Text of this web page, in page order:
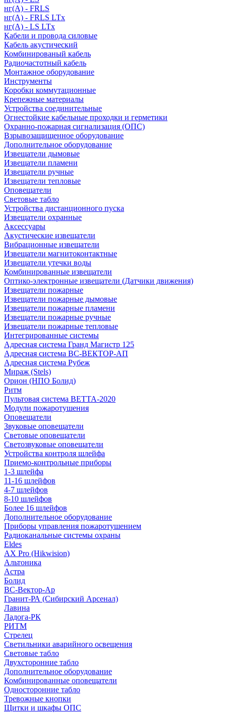
нг(А) - FRLS
нг(А) - FRLS LTx
нг(А) - LS LTx
Кабели и провода силовые
Кабель акустический
Комбинированый кабель
Радиочастотный кабель
Монтажное оборудование
Инструменты
Коробки коммутационные
Крепежные материалы
Устройства соединительные
Огнестойкие кабельные проходки и герметики
Охранно-пожарная сигнализация (ОПС)
Взрывозащищенное оборудование
Дополнительное оборудование
Извещатели дымовые
Извещатели пламени
Извещатели ручные
Извещатели тепловые
Оповещатели
Световые табло
Устройства дистанционного пуска
Извещатели охранные
Аксессуары
Акустические извещатели
Вибрационные извещатели
Извещатели магнитоконтактные
Извещатели утечки воды
Комбинированные извещатели
Оптико-электронные извещатели (Датчики движения)
Извещатели пожарные
Извещатели пожарные дымовые
Извещатели пожарные пламени
Извещатели пожарные ручные
Извещатели пожарные тепловые
Интегрированные системы
Адресная система Гранд Магистр 125
Адресная система ВС-ВЕКТОР-АП
Адресная система Рубеж
Мираж (Stels)
Орион (НПО Болид)
Ритм
Пультовая система ВЕТТА-2020
Модули пожаротушения
Оповещатели
Звуковые оповещатели
Световые оповещатели
Светозвуковые оповещатели
Устройства контроля шлейфа
Приемо-контрольные приборы
1-3 шлейфа
11-16 шлейфов
4-7 шлейфов
8-10 шлейфов
Более 16 шлейфов
Дополнительное оборудование
Приборы управления пожаротушением
Радиоканальные системы охраны
Eldes
AX Pro (Hikwision)
Альтоника
Астра
Болид
ВС-Вектор-Ар
Гранит-РА (Сибирский Арсенал)
Лавина
Ладога-РК
РИТМ
Стрелец
Светильники аварийного освещения
Световые табло
Двухсторонние табло
Дополнительное оборудование
Комбинированные оповещатели
Односторонние табло
Тревожные кнопки
Щитки и шкафы ОПС